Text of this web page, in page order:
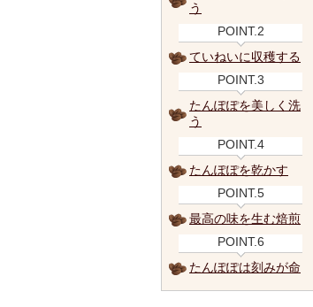
う
POINT.2
ていねいに収穫する
POINT.3
たんぽぽを美しく洗
う
POINT.4
たんぽぽを乾かす
POINT.5
最高の味を生む焙煎
POINT.6
たんぽぽは刻みが命